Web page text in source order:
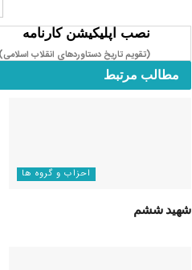
نصب اپلیکیشن کارنامه
(تقویم تاریخ دستاوردهای انقلاب اسلامی​)
مطالب مرتبط
احزاب و گروه ها
شهید ششم